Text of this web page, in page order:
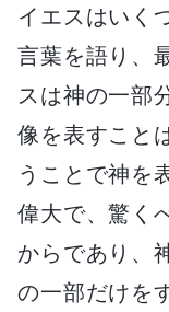
イエスはいく
言葉を語り、
スは神の一部
像を表すこと
うことで神を
偉大で、驚く
からであり、
の一部だけを